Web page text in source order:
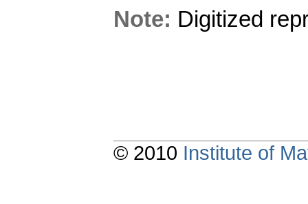
Note: Digitized
© 2010 Institute of